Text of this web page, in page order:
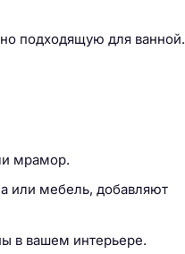
подходящую для ванной.
мрамор.
или мебель, добавляют
в вашем интерьере.